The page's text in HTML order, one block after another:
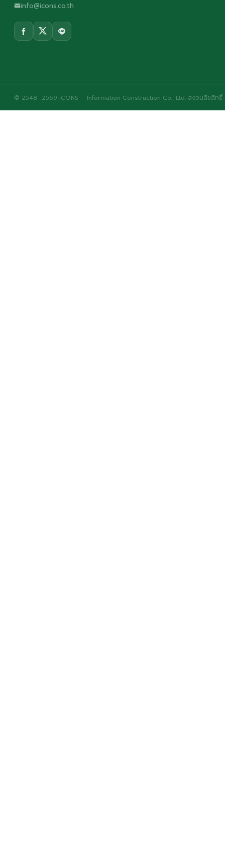
info@icons.co.th
© 2548–2569 iCONS – Information Construction Co., Ltd. สงวนลิขสิทธิ์